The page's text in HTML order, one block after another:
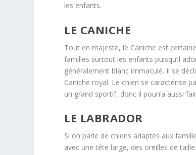
les enfants.
LE CANICHE
Tout en majesté, le Caniche est
familles surtout les enfants puisqu’il
généralement blanc immaculé. Il se
Caniche royal. Le chien se caractérise
un grand sportif, donc il pourra aussi
LE LABRADOR
Si on parle de chiens adaptés aux
avec une tête large, des oreilles de